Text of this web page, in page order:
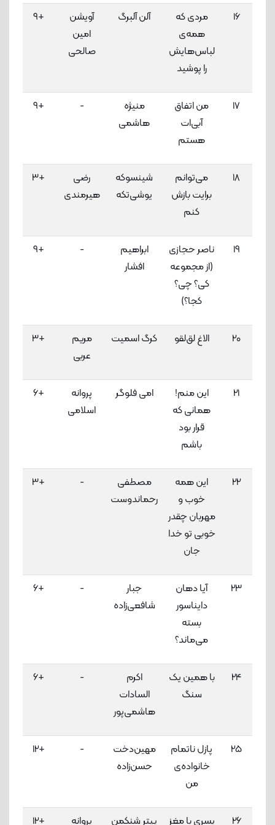
16
مردی که
همه‌ی
لباس‌هایش
را پوشید
آلن آلبرگ
آویشن
امین
صالحی
+9
17
من اتفاق
آبی‌ات
هستم
منیژه
هاشمی
-
+9
18
می‌توانم
برایت بازش
کنم
شینسوکه
یوشی‌تکه
رضی
هیرمندی
+3
19
ناصر حجازی
(از مجموعه
کی؟ چی؟
کجا؟)
ابراهیم
افشار
-
+9
20 الاغ لق‌لقو کرگ اسمیت
مریم
عربی
+3
21
این منم!
همانی که
قرار بود
باشم
امی فلوگر
پروانه
اسلامی
+6
22
این همه
خوب و
مهربان چقدر
خوبی تو خدا
جان
مصطفی
رحماندوست
-
+3
23
آیا دهان
دایناسور
بسته
می‌ماند؟
جبار
شافعی‌زاده
-
+6
24
با همین یک
سنگ
اکرم
السادات
هاشمی‌پور
-
+6
25
پازل ناتمام
خانواده‌ی
من
مهین‌دخت
حسن‌زاده
-
+12
26
پسری با مغز
پیتر شنکمن
پروانه
+12